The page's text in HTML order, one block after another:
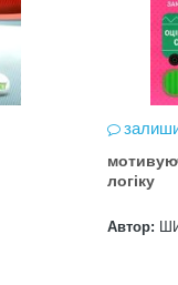
логіку
Автор: